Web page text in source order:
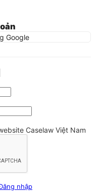
Google
Caselaw Việt Nam
nhập